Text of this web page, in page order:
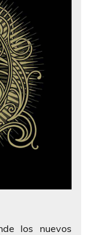
los nuevos